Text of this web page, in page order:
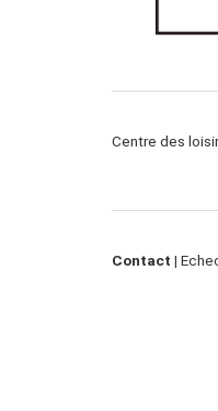
Centre des
Contact |